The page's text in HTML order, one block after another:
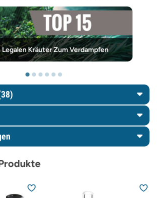
Kräuter Zum Verdampfen